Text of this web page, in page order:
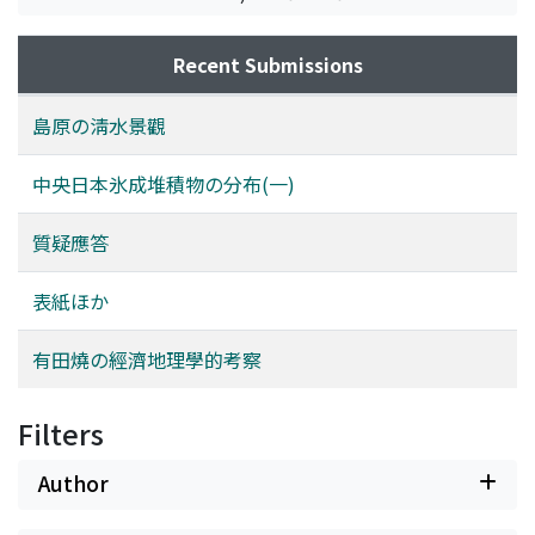
Recent Submissions
島原の淸水景觀
中央日本氷成堆積物の分布(一)
質疑應答
表紙ほか
有田燒の經濟地理學的考察
Filters
Author